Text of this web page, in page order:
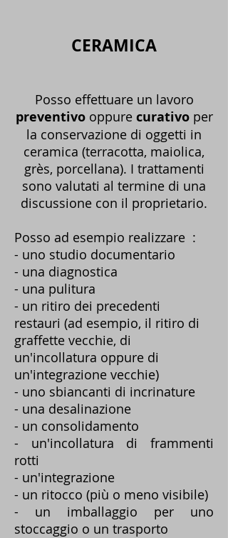
CERAMICA
Posso effettuare un lavoro
preventivooppure curativoper
la conservazione di oggetti in
ceramica (terracotta, maiolica,
grès, porcellana). I trattamenti
sono valutati al termine di una
discussione con il proprietario.
Posso ad esempio realizzare :
- uno studio documentario
- una diagnostica
- una pulitura
- un ritiro dei precedenti
restauri (ad esempio, il ritiro di
graffette vecchie, di
un'incollatura oppure di
un'integrazione vecchie)
- uno sbiancanti di incrinature
- una desalinazione
- un consolidamento
- un'incollatura di frammenti
rotti
- un'integrazione
- un ritocco (più o meno visibile)
- un imballaggio per uno
stoccaggio o un trasporto